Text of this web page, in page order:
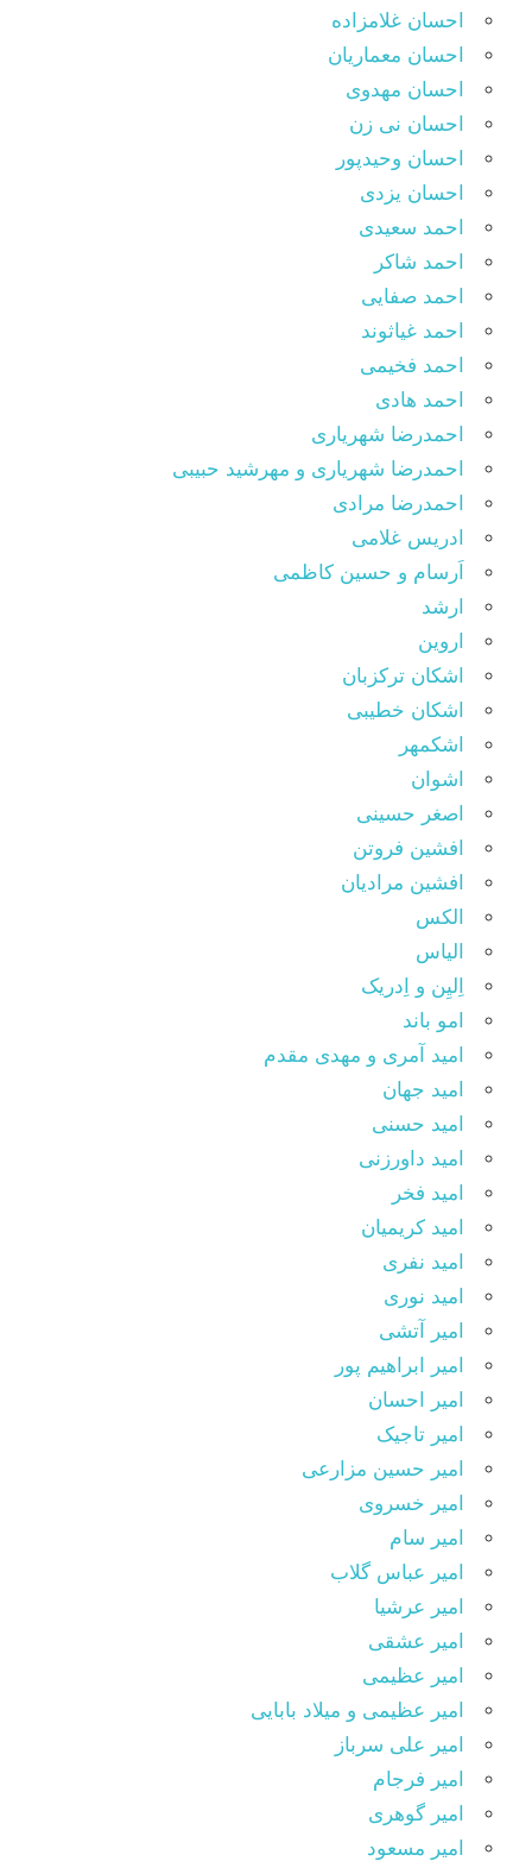
احسان غلامزاده
احسان معماریان
احسان مهدوی
احسان نی زن
احسان وحیدپور
احسان یزدی
احمد سعیدی
احمد شاکر
احمد صفایی
احمد غیاثوند
احمد فخیمی
احمد هادی
احمدرضا شهریاری
احمدرضا شهریاری و مهرشید حبیبی
احمدرضا مرادی
ادریس غلامی
اَرسام و حسین کاظمی
ارشد
اروین
اشکان ترکزبان
اشکان خطیبی
اشکمهر
اشوان
اصغر حسینی
افشین فروتن
افشین مرادیان
الکس
الیاس
اِلیِن و اِدریک
امو باند
امید آمری و مهدی مقدم
امید جهان
امید حسنی
امید داورزنی
امید فخر
امید کریمیان
امید نفری
امید نوری
امیر آتشی
امیر ابراهیم پور
امیر احسان
امیر تاجیک
امیر حسین مزارعی
امیر خسروی
امیر سام
امیر عباس گلاب
امیر عرشیا
امیر عشقی
امیر عظیمی
امیر عظیمی و میلاد بابایی
امیر علی سرباز
امیر فرجام
امیر گوهری
امیر مسعود